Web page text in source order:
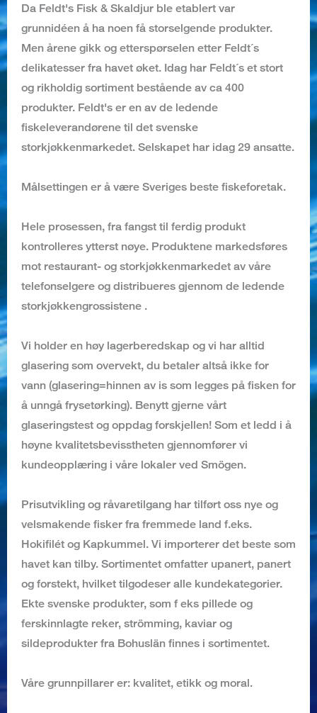
Da Feldt's Fisk & Skaldjur ble etablert var
grunnidéen å ha noen få storselgende produkter.
Men årene gikk og etterspørselen etter Feldt´s
delikatesser fra havet øket. Idag har Feldt´s et stort
og rikholdig sortiment bestående av ca 400
produkter. Feldt's er en av de ledende
fiskeleverandørene til det svenske
storkjøkkenmarkedet. Selskapet har idag 29 ansatte.
Målsettingen er å være Sveriges beste fiskeforetak.
Hele prosessen, fra fangst til ferdig produkt
kontrolleres ytterst nøye. Produktene markedsføres
mot restaurant- og storkjøkkenmarkedet av våre
telefonselgere og distribueres gjennom de ledende
storkjøkkengrossistene .
Vi holder en høy lagerberedskap og vi har alltid
glasering som overvekt, du betaler altså ikke for
vann (glasering=hinnen av is som legges på fisken for
å unngå frysetørking). Benytt gjerne vårt
glaseringstest og oppdag forskjellen! Som et ledd i å
høyne kvalitetsbevisstheten gjennomfører vi
kundeopplæring i våre lokaler ved Smögen.
Prisutvikling og råvaretilgang har tilført oss nye og
velsmakende fisker fra fremmede land f.eks.
Hokifilét og Kapkummel. Vi importerer det beste som
havet kan tilby. Sortimentet omfatter upanert, panert
og forstekt, hvilket tilgodeser alle kundekategorier.
Ekte svenske produkter, som f eks pillede og
ferskinnlagte reker, strömming, kaviar og
sildeprodukter fra Bohuslän finnes i sortimentet.
Våre grunnpillarer er: kvalitet, etikk og moral.